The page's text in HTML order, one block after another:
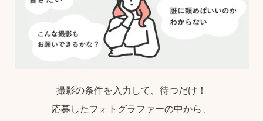
撮影の条件を入力して、待つだけ！
応募したフォトグラファーの中から、